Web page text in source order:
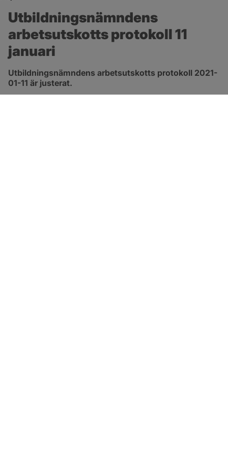
Utbildningsnämndens
arbetsutskotts protokoll 11
januari
Utbildningsnämndens arbetsutskotts protokoll 2021-
01-11 är justerat.